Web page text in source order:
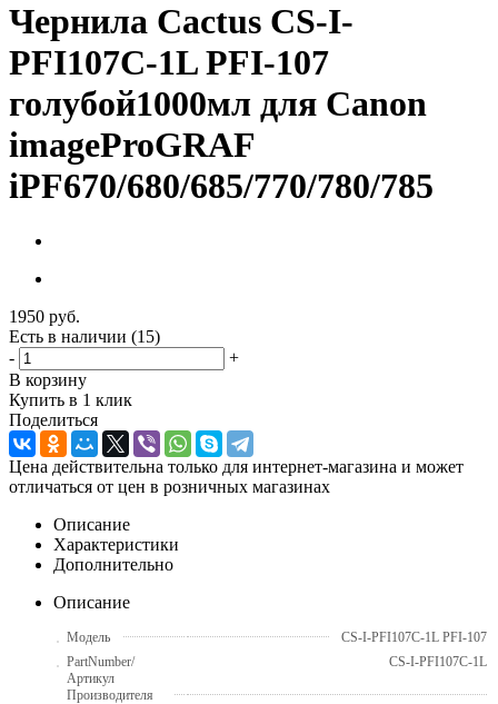
Чернила Cactus CS-I-
PFI107C-1L PFI-107
голубой1000мл для Canon
imageProGRAF
iPF670/680/685/770/780/785
1950 руб.
Есть в наличии (15)
-
+
В корзину
Купить в 1 клик
Поделиться
Цена действительна только для интернет-магазина и может
отличаться от цен в розничных магазинах
Описание
Характеристики
Дополнительно
Описание
Модель
CS-I-PFI107C-1L PFI-107
PartNumber/
Артикул
Производителя
CS-I-PFI107C-1L